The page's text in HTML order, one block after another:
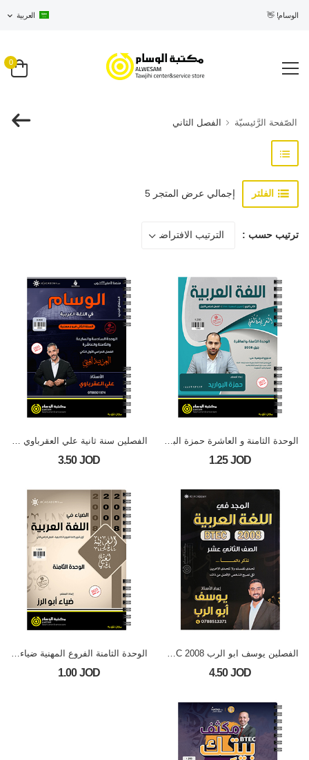
الوسام! 👋 العربية
0
الصّفحة الرَّئيسيّة الفصل الثاني
الفلتر إجمالي عرض المتجر 5
ترتيب حسب :
الوحدة الثامنة و العاشرة حمزة البواريد 2008 BTEC
1.25 JOD
الفصلين سنة ثانية علي العقرباوي 2008+2009
3.50 JOD
الفصلين يوسف ابو الرب 2008 BTEC
4.50 JOD
الوحدة الثامنة الفروع المهنية ضياء ابو الرز 2008
1.00 JOD